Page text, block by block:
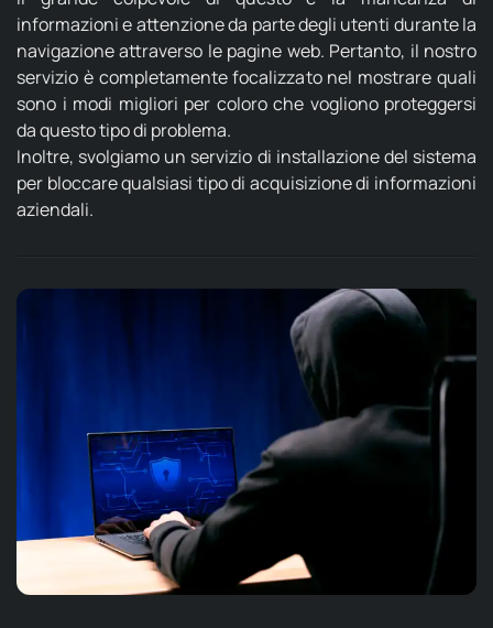
informazioni e attenzione da parte degli utenti durante la
navigazione attraverso le pagine web. Pertanto, il nostro
servizio è completamente focalizzato nel mostrare quali
sono i modi migliori per coloro che vogliono proteggersi
da questo tipo di problema.
Inoltre, svolgiamo un servizio di installazione del sistema
per bloccare qualsiasi tipo di acquisizione di informazioni
aziendali.